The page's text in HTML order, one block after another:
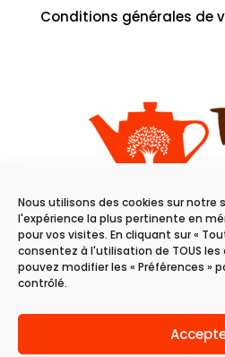
Nous utilisons des cookies sur notre
l'expérience la plus pertinente en
pour vos visites. En cliquant sur «
consentez à l'utilisation de TOUS
pouvez modifier les « Préférences »
contrôlé.
Conditions générales de